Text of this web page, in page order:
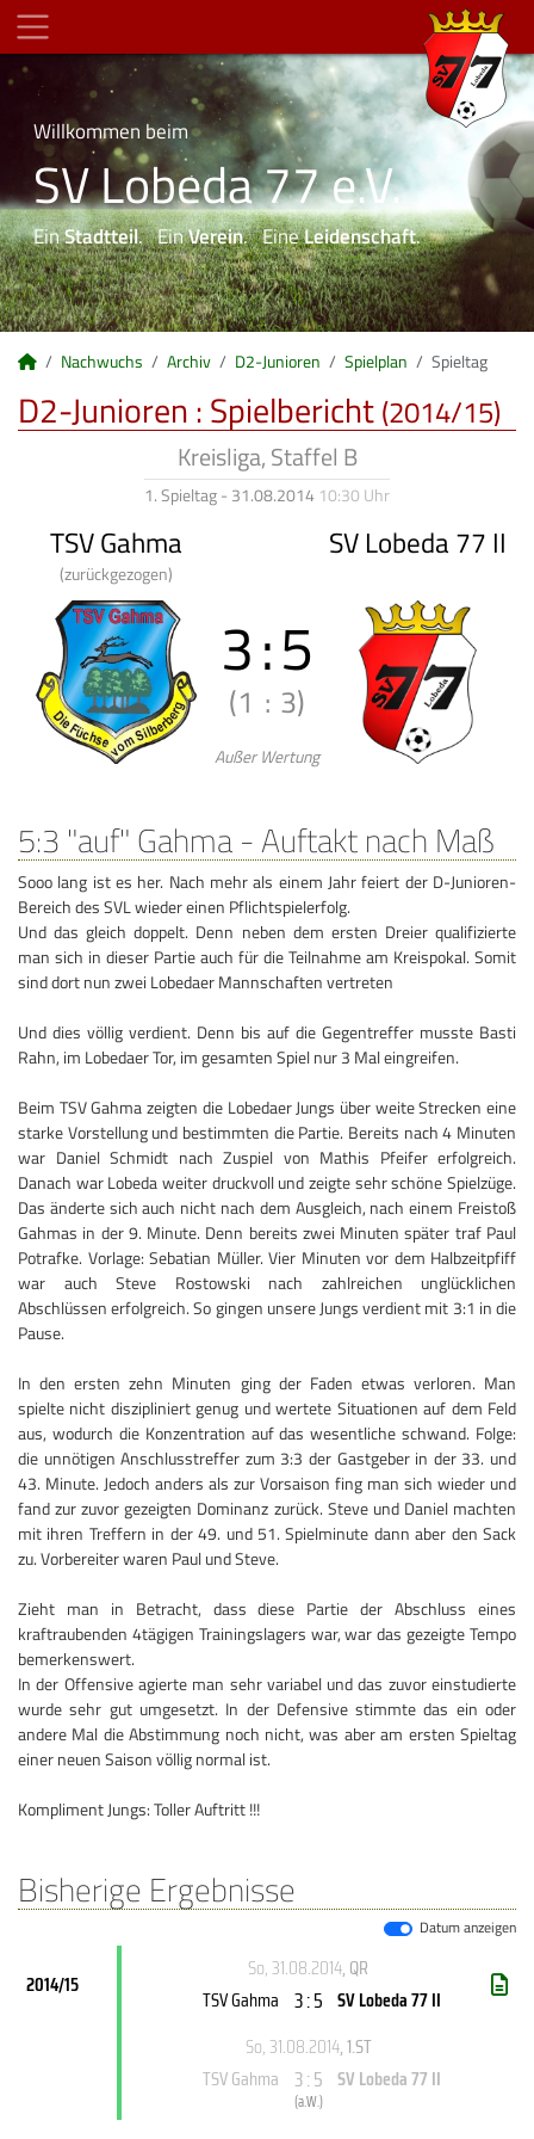
Willkommen beim
SV Lobeda 77 e.V.
EinStadtteil. EinVerein. EineLeidenschaft.
Nachwuchs Archiv D2-Junioren Spielplan Spieltag
D2-Junioren :Spielbericht(2014/15)
Kreisliga, Staffel B
1. Spieltag - 31.08.2014 10:30 Uhr
TSV Gahma
(zurückgezogen)
SV Lobeda 77 II
3:5
(1 : 3)
Außer Wertung
5:3 "auf" Gahma - Auftakt nach Maß
Sooo lang ist es her. Nach mehr als einem Jahr feiert der D-Junioren-
Bereich des SVL wieder einen Pflichtspielerfolg.
Und das gleich doppelt. Denn neben dem ersten Dreier qualifizierte
man sich in dieser Partie auch für die Teilnahme am Kreispokal. Somit
sind dort nun zwei Lobedaer Mannschaften vertreten
Und dies völlig verdient. Denn bis auf die Gegentreffer musste Basti
Rahn, im Lobedaer Tor, im gesamten Spiel nur 3 Mal eingreifen.
Beim TSV Gahma zeigten die Lobedaer Jungs über weite Strecken eine
starke Vorstellung und bestimmten die Partie. Bereits nach 4 Minuten
war Daniel Schmidt nach Zuspiel von Mathis Pfeifer erfolgreich.
Danach war Lobeda weiter druckvoll und zeigte sehr schöne Spielzüge.
Das änderte sich auch nicht nach dem Ausgleich, nach einem Freistoß
Gahmas in der 9. Minute. Denn bereits zwei Minuten später traf Paul
Potrafke. Vorlage: Sebatian Müller. Vier Minuten vor dem Halbzeitpfiff
war auch Steve Rostowski nach zahlreichen unglücklichen
Abschlüssen erfolgreich. So gingen unsere Jungs verdient mit 3:1 in die
Pause.
In den ersten zehn Minuten ging der Faden etwas verloren. Man
spielte nicht diszipliniert genug und wertete Situationen auf dem Feld
aus, wodurch die Konzentration auf das wesentliche schwand. Folge:
die unnötigen Anschlusstreffer zum 3:3 der Gastgeber in der 33. und
43. Minute. Jedoch anders als zur Vorsaison fing man sich wieder und
fand zur zuvor gezeigten Dominanz zurück. Steve und Daniel machten
mit ihren Treffern in der 49. und 51. Spielminute dann aber den Sack
zu. Vorbereiter waren Paul und Steve.
Zieht man in Betracht, dass diese Partie der Abschluss eines
kraftraubenden 4tägigen Trainingslagers war, war das gezeigte Tempo
bemerkenswert.
In der Offensive agierte man sehr variabel und das zuvor einstudierte
wurde sehr gut umgesetzt. In der Defensive stimmte das ein oder
andere Mal die Abstimmung noch nicht, was aber am ersten Spieltag
einer neuen Saison völlig normal ist.
Kompliment Jungs: Toller Auftritt !!!
Bisherige Ergebnisse
Datum anzeigen
2014/15
So, 31.08.2014, QR
TSV Gahma 3 : 5 SV Lobeda 77 II
So, 31.08.2014, 1.ST
TSV Gahma 3 : 5
(a.W.)
SV Lobeda 77 II